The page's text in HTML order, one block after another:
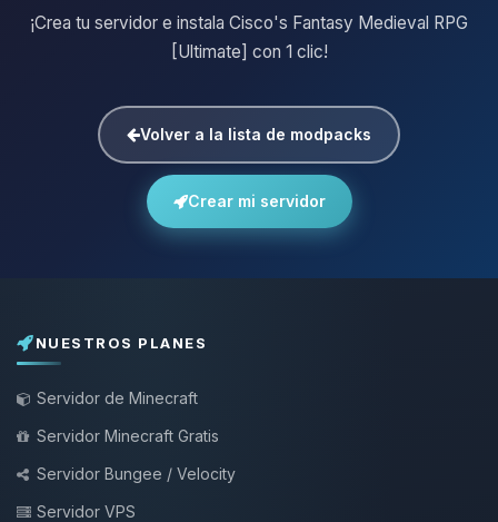
¡Crea tu servidor e instala Cisco's Fantasy Medieval RPG
[Ultimate] con 1 clic!
Volver a la lista de modpacks
Crear mi servidor
NUESTROS PLANES
Servidor de Minecraft
Servidor Minecraft Gratis
Servidor Bungee / Velocity
Servidor VPS